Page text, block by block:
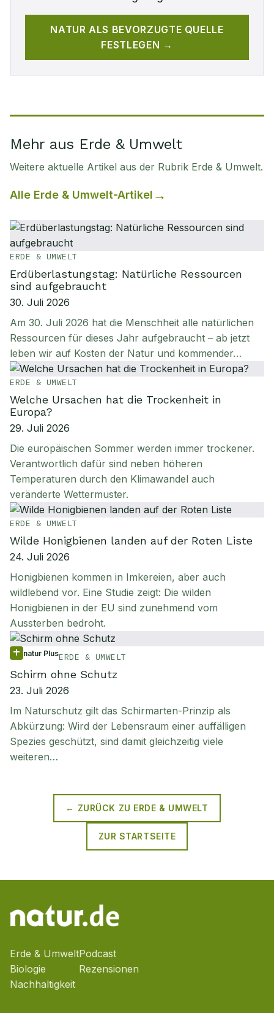
NATUR ALS BEVORZUGTE QUELLE
FESTLEGEN →
Mehr aus Erde & Umwelt
Weitere aktuelle Artikel aus der Rubrik Erde & Umwelt.
Alle Erde & Umwelt-Artikel
ERDE & UMWELT
Erdüberlastungstag: Natürliche Ressourcen
sind aufgebraucht
30. Juli 2026
Am 30. Juli 2026 hat die Menschheit alle natürlichen
Ressourcen für dieses Jahr aufgebraucht – ab jetzt
leben wir auf Kosten der Natur und kommender…
ERDE & UMWELT
Welche Ursachen hat die Trockenheit in
Europa?
29. Juli 2026
Die europäischen Sommer werden immer trockener.
Verantwortlich dafür sind neben höheren
Temperaturen durch den Klimawandel auch
veränderte Wettermuster.
ERDE & UMWELT
Wilde Honigbienen landen auf der Roten Liste
24. Juli 2026
Honigbienen kommen in Imkereien, aber auch
wildlebend vor. Eine Studie zeigt: Die wilden
Honigbienen in der EU sind zunehmend vom
Aussterben bedroht.
natur PlusERDE & UMWELT
Schirm ohne Schutz
23. Juli 2026
Im Naturschutz gilt das Schirmarten-Prinzip als
Abkürzung: Wird der Lebensraum einer auffälligen
Spezies geschützt, sind damit gleichzeitig viele
weiteren…
← ZURÜCK ZU ERDE & UMWELT
ZUR STARTSEITE
Erde & Umwelt
Biologie
Nachhaltigkeit
Podcast
Rezensionen